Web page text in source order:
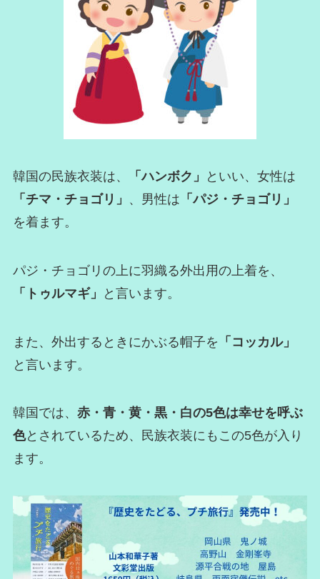
韓国の民族衣装は、 「ハンボク」
といい、女性は
「チマ・チョゴリ」 、男性は 「パジ・チョゴリ」
を着ます。
パジ・チョゴリの上に羽織る外出用の上着を、
「トゥルマギ」
と言います。
また、外出するときにかぶる帽子を 「コッカル」
と言います。
韓国では、 赤・青・黄・黒・白の5色は幸せを呼ぶ
色とされているため、民族衣装にもこの5色が入り
ます。